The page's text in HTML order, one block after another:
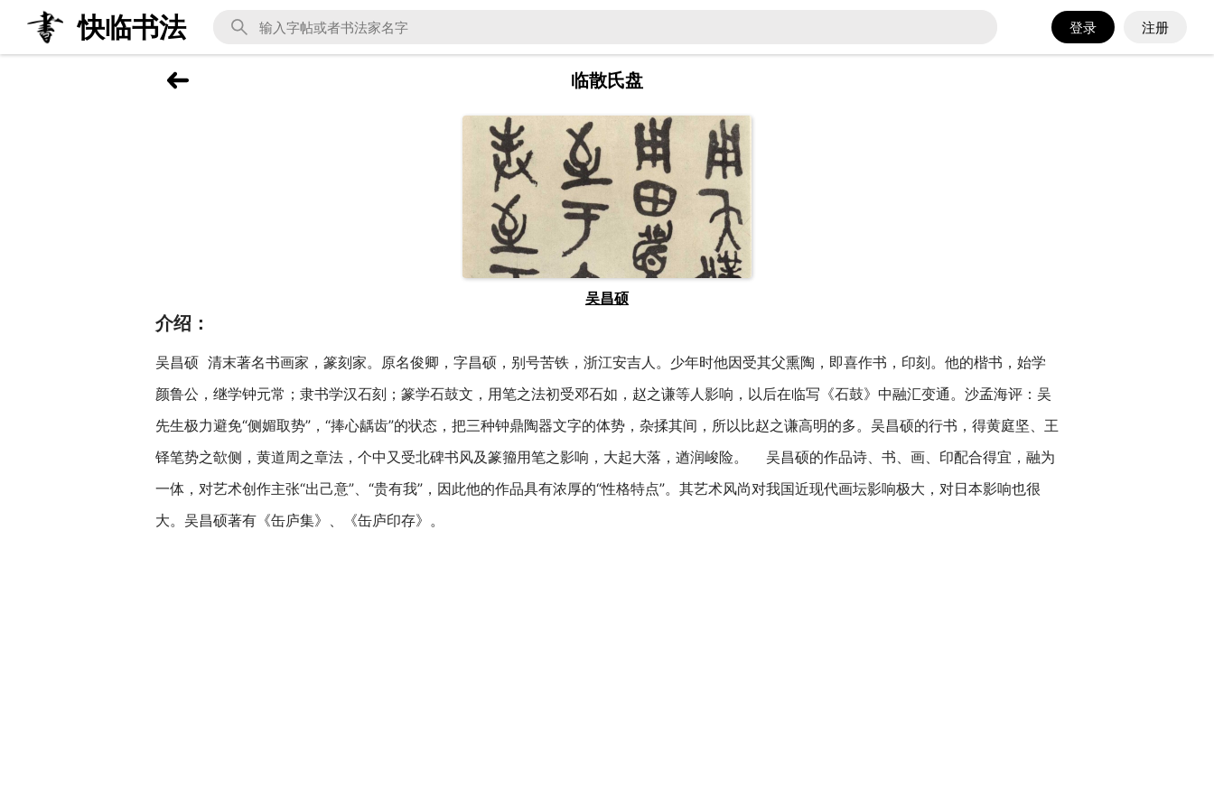
快临书法 注册
登录
临散氏盘
吴昌硕
介绍：
吴昌硕 清末著名书画家，篆刻家。原名俊卿，字昌硕，别号苦铁，浙江安吉人。少年时他因受其父熏陶，即喜作书，印刻。他的楷书，始学
颜鲁公，继学钟元常；隶书学汉石刻；篆学石鼓文，用笔之法初受邓石如，赵之谦等人影响，以后在临写《石鼓》中融汇变通。沙孟海评：吴
先生极力避免“侧媚取势”，“捧心龋齿”的状态，把三种钟鼎陶器文字的体势，杂揉其间，所以比赵之谦高明的多。吴昌硕的行书，得黄庭坚、王
铎笔势之欹侧，黄道周之章法，个中又受北碑书风及篆籀用笔之影响，大起大落，遒润峻险。 吴昌硕的作品诗、书、画、印配合得宜，融为
一体，对艺术创作主张“出己意”、“贵有我”，因此他的作品具有浓厚的“性格特点”。其艺术风尚对我国近现代画坛影响极大，对日本影响也很
大。吴昌硕著有《缶庐集》、《缶庐印存》。